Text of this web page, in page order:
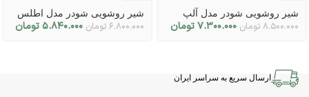
شیر روشویی شودر مدل آلپ
۸.۵۰۰.۰۰۰ تومان ۷.۳۰۰.۰۰۰تومان
شیر روشویی شودر مدل اطلس
۶.۸۰۰.۰۰۰ تومان ۵.۸۴۰.۰۰۰تومان
ارسال سریع به سراسر ایران